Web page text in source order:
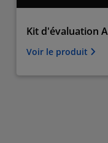
Kit d'évaluation
Voir le produit